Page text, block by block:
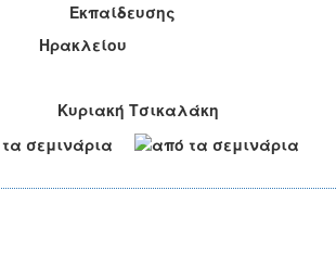
Εκπαίδευσης
Τσικαλάκη